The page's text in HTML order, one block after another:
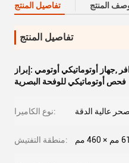
تفاصيل المنتج المنتج
تفاصيل المنتج
إبراز: جهاز أوتوماتيكي أوتومي,
فحص أوتوماتيكي للوفحة البصرية
نوع الكاميرا: عالية الدقة
منطقة التفتيش: